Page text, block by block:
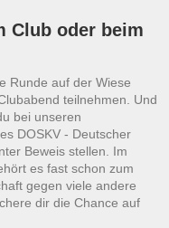
Club oder beim
Runde auf der Wiese
teilnehmen. Und
bei unseren
DOSKV - Deutscher
Beweis stellen. Im
es fast schon zum
gegen viele andere
dir die Chance auf